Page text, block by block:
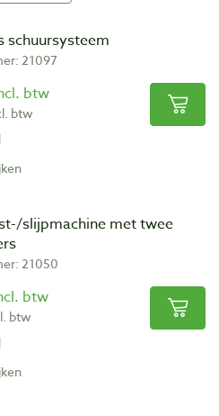
schuursysteem
21097
btw
btw
slijpmachine met twee
21050
btw
btw